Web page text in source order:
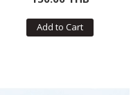
Add to Cart